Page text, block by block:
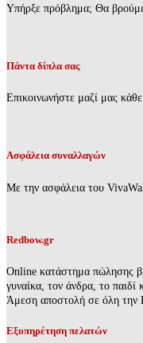
Υπήρξε πρόβλημα; Θα
Πάντα δίπλα σας
Επικοινωνήστε μαζί μας
Ασφάλεια συναλλαγών
Με την ασφάλεια του
Redbow.gr
Online κατάστημα πώλησης
γυναίκα, τον άνδρα, το παιδί
Άμεση αποστολή σε όλη την
Εξυπηρέτηση πελατών